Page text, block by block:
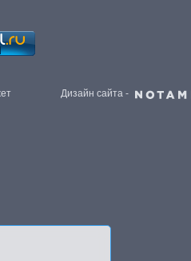
Дизайн сайта -